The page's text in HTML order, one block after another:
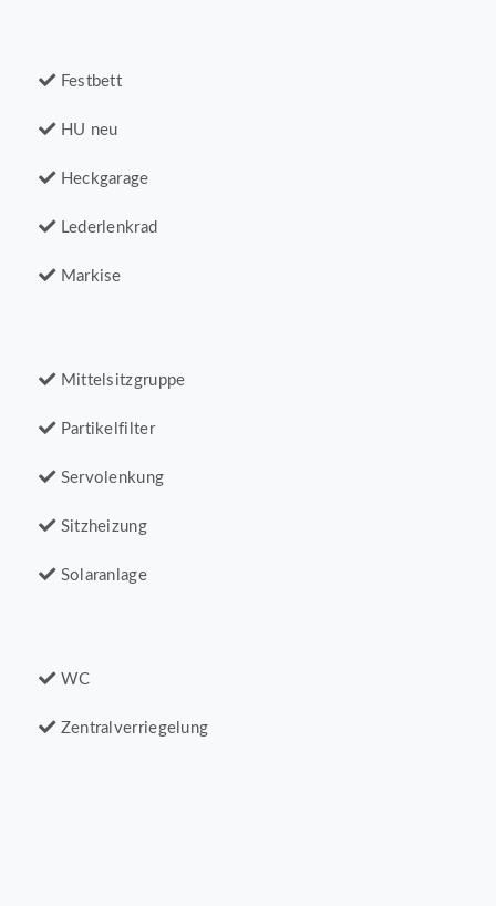
Festbett
HU neu
Heckgarage
Lederlenkrad
Markise
Mittelsitzgruppe
Partikelfilter
Servolenkung
Sitzheizung
Solaranlage
WC
Zentralverriegelung